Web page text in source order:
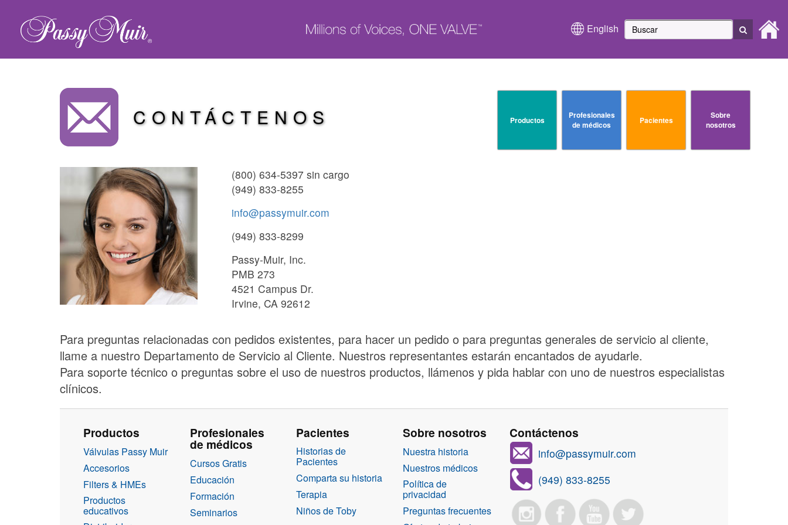
Productos
Profesionales
de médicos
Pacientes
Sobre
nosotros
English
CONTÁCTENOS
(800) 634-5397 sin cargo
(949) 833-8255
info@passymuir.com
(949) 833-8299
Passy-Muir, Inc.
PMB 273
4521 Campus Dr.
Irvine, CA 92612
Para preguntas relacionadas con pedidos existentes, para hacer un pedido o para preguntas generales de servicio al cliente,
llame a nuestro Departamento de Servicio al Cliente. Nuestros representantes estarán encantados de ayudarle.
Para soporte técnico o preguntas sobre el uso de nuestros productos, llámenos y pida hablar con uno de nuestros especialistas
clínicos.
Productos
Válvulas Passy Muir
Accesorios
Filters & HMEs
Productos
educativos
Profesionales
de médicos
Cursos Gratis
Educación
Formación
Seminarios
Pacientes
Historias de
Pacientes
Comparta su historia
Terapia
Niños de Toby
Sobre nosotros
Nuestra historia
Nuestros médicos
Política de
privacidad
Preguntas frecuentes
Contáctenos
info@passymuir.com
(949) 833-8255